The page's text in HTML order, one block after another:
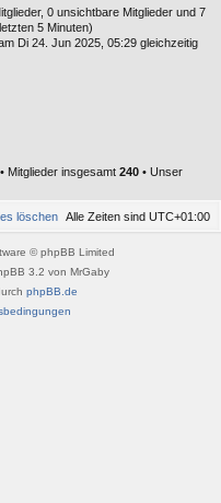
0 unsichtbare Mitglieder und 7
5 Minuten)
Di 24. Jun 2025, 05:29 gleichzeitig
• Mitglieder insgesamt 240 • Unser
Alle Zeiten sind UTC+01:00
löschen
© phpBB Limited
3.2 von MrGaby
phpBB.de